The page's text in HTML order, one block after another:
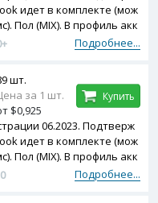
идет в комплекте (мож
Пол (MIX). В профиль акк
с MIX ip.
Подробнее...
06.2023. Подтверж
идет в комплекте (мож
Пол (MIX). В профиль акк
авторизация вк
Подробнее...
шт.
за 1 шт.
$0,925
Купить